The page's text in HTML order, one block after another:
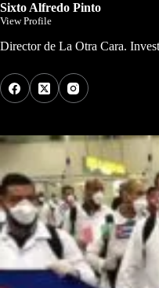
Sixto Alfredo Pinto
View Profile
Director de La Otra Cara.